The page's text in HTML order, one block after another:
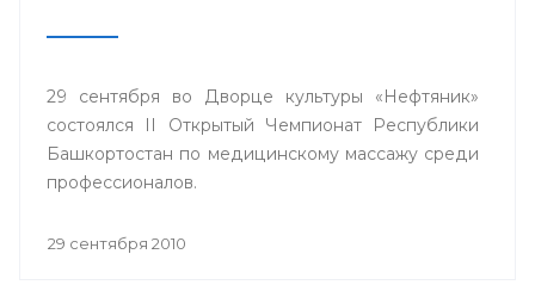
29 сентября во Дворце культуры «Нефтяник»
состоялся II Открытый Чемпионат Республики
Башкортостан по медицинскому массажу среди
профессионалов.
29 сентября 2010